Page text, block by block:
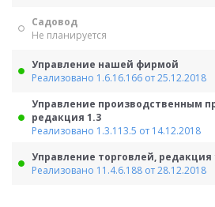
Садовод
Не планируется
Управление нашей фирмой
Реализовано 1.6.16.166 от 25.12.2018
Управление производственным
редакция 1.3
Реализовано 1.3.113.5 от 14.12.2018
Управление торговлей, редакция
Реализовано 11.4.6.188 от 28.12.2018